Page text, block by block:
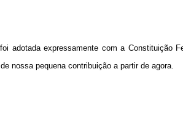
adotada expressamente com a Constituição
nossa pequena contribuição a partir de agora.